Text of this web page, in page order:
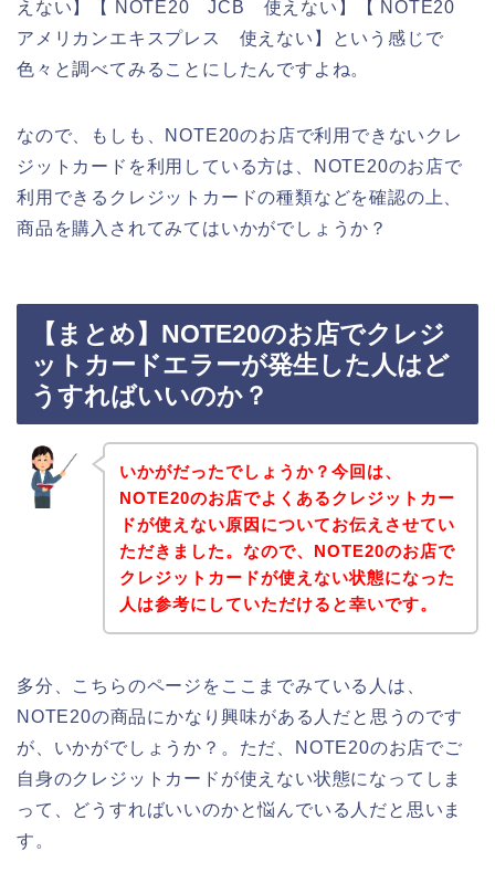
えない】【 NOTE20 JCB 使えない】【 NOTE20
アメリカンエキスプレス 使えない】という感じで
色々と調べてみることにしたんですよね。
なので、もしも、NOTE20のお店で利用できないクレ
ジットカードを利用している方は、NOTE20のお店で
利用できるクレジットカードの種類などを確認の上、
商品を購入されてみてはいかがでしょうか？
【まとめ】NOTE20のお店でクレジ
ットカードエラーが発生した人はど
うすればいいのか？
いかがだったでしょうか？今回は、
NOTE20のお店でよくあるクレジットカー
ドが使えない原因についてお伝えさせてい
ただきました。なので、NOTE20のお店で
クレジットカードが使えない状態になった
人は参考にしていただけると幸いです。
多分、こちらのページをここまでみている人は、
NOTE20の商品にかなり興味がある人だと思うのです
が、いかがでしょうか？。ただ、NOTE20のお店でご
自身のクレジットカードが使えない状態になってしま
って、どうすればいいのかと悩んでいる人だと思いま
す。